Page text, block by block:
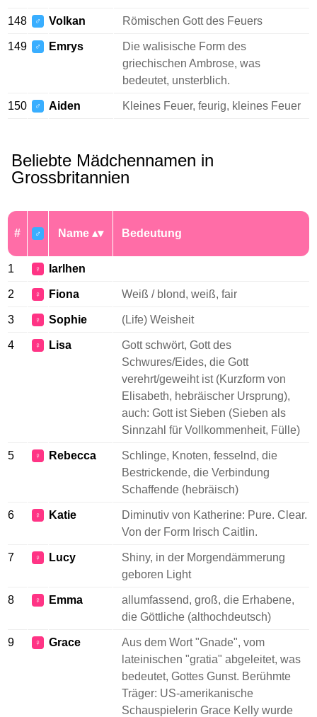
148 ♂ Volkan Römischen Gott des Feuers
149 ♂ Emrys
Die walisische Form des
griechischen Ambrose, was
bedeutet, unsterblich.
150 ♂ Aiden Kleines Feuer, feurig, kleines Feuer
Beliebte Mädchennamen in
Grossbritannien
# ♂ Name Bedeutung
1 ♀ Iarlhen
2 ♀ Fiona Weiß / blond, weiß, fair
3 ♀ Sophie (Life) Weisheit
4 ♀ Lisa
Gott schwört, Gott des
Schwures/Eides, die Gott
verehrt/geweiht ist (Kurzform von
Elisabeth, hebräischer Ursprung),
auch: Gott ist Sieben (Sieben als
Sinnzahl für Vollkommenheit, Fülle)
5 ♀ Rebecca
Schlinge, Knoten, fesselnd, die
Bestrickende, die Verbindung
Schaffende (hebräisch)
6 ♀ Katie
Diminutiv von Katherine: Pure. Clear.
Von der Form Irisch Caitlin.
7 ♀ Lucy
Shiny, in der Morgendämmerung
geboren Light
8 ♀ Emma
allumfassend, groß, die Erhabene,
die Göttliche (althochdeutsch)
9 ♀ Grace
Aus dem Wort "Gnade", vom
lateinischen "gratia" abgeleitet, was
bedeutet, Gottes Gunst. Berühmte
Träger: US-amerikanische
Schauspielerin Grace Kelly wurde